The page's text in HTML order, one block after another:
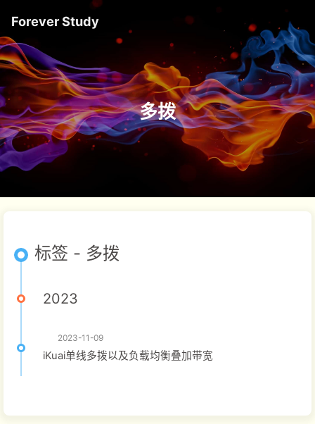
Forever Study
多拨
标签 - 多拨
2023
2023-11-09
iKuai单线多拨以及负载均衡叠加带宽